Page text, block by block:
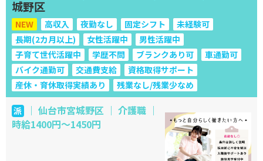
城野区
NEW 高収入 夜勤なし 固定シフト
未経験可
長期(2カ月以上)
女性活躍中
男性活躍中
子育て世代活躍中
学歴不問 ブランクあり可
車通勤可
バイク通勤可
交通費支給
資格取得サポート
産休・育休取得実績あり
残業なし/残業少なめ
派｜ 仙台市宮城野区 ｜ 介護職 ｜
時給1400円～1450円